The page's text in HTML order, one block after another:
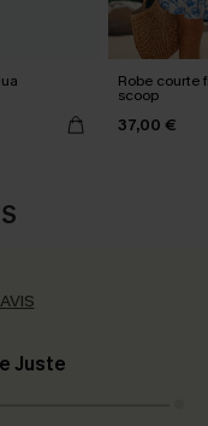
Robe courte
scoop
37,00 €
Juste